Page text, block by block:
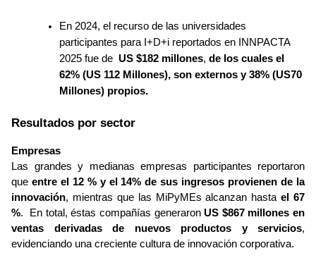
En 2024, el recurso de las universidades
participantes para I+D+i reportados en INNPACTA
2025 fue de US $182 millones, de los cuales el
62% (US 112 Millones), son externos y 38% (US70
Millones) propios.
Resultados por sector
Empresas
Las grandes y medianas empresas participantes reportaron
que entre el 12 % y el 14% de sus ingresos provienen de la
innovación, mientras que las MiPyMEs alcanzan hasta el 67
%.  En total, éstas compañías generaron US $867 millones en
ventas derivadas de nuevos productos y servicios,
evidenciando una creciente cultura de innovación corporativa.